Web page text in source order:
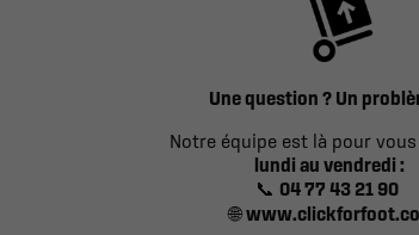
Une question ? Un
Notre équipe est là pour
lundi au vendredi :
📞 04 77 43 21 90
🌐